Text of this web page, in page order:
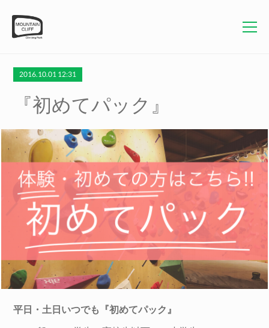
2016.10.01 12:31
『初めてパック』
平日・土日いつでも『初めてパック』